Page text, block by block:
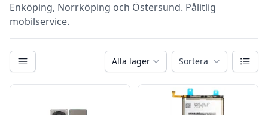
Enköping, Norrköping och Östersund. Pålitlig
mobilservice.
Kategorier Alla lager Sortera Växla
Filter
Produkter